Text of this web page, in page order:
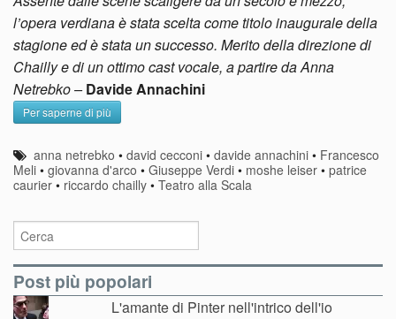
l’opera verdiana è stata scelta come titolo inaugurale della
stagione ed è stata un successo. Merito della direzione di
Chailly e di un ottimo cast vocale, a partire da Anna
Netrebko –Davide Annachini
Per saperne di più
anna netrebko •david cecconi •davide annachini • Francesco
Meli • giovanna d'arco • Giuseppe Verdi • moshe leiser • patrice
caurier • riccardo chailly • Teatro alla Scala
Post più popolari
L'amante di Pinter nell'intrico dell'io